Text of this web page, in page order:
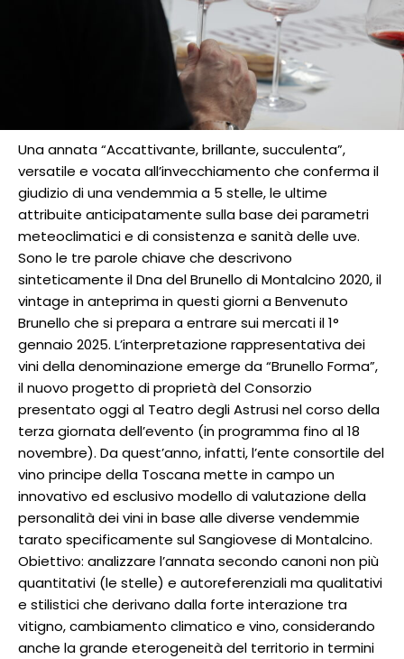
Una annata “Accattivante, brillante, succulenta”,
versatile e vocata all’invecchiamento che conferma il
giudizio di una vendemmia a 5 stelle, le ultime
attribuite anticipatamente sulla base dei parametri
meteoclimatici e di consistenza e sanità delle uve.
Sono le tre parole chiave che descrivono
sinteticamente il Dna del Brunello di Montalcino 2020, il
vintage in anteprima in questi giorni a Benvenuto
Brunello che si prepara a entrare sui mercati il 1°
gennaio 2025. L’interpretazione rappresentativa dei
vini della denominazione emerge da “Brunello Forma”,
il nuovo progetto di proprietà del Consorzio
presentato oggi al Teatro degli Astrusi nel corso della
terza giornata dell’evento (in programma fino al 18
novembre). Da quest’anno, infatti, l’ente consortile del
vino principe della Toscana mette in campo un
innovativo ed esclusivo modello di valutazione della
personalità dei vini in base alle diverse vendemmie
tarato specificamente sul Sangiovese di Montalcino.
Obiettivo: analizzare l’annata secondo canoni non più
quantitativi (le stelle) e autoreferenziali ma qualitativi
e stilistici che derivano dalla forte interazione tra
vitigno, cambiamento climatico e vino, considerando
anche la grande eterogeneità del territorio in termini